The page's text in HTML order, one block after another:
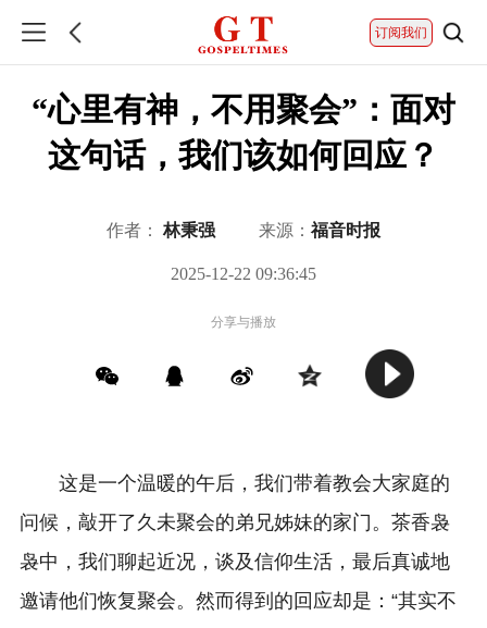
订阅我们
“心里有神，不用聚会”：面对
这句话，我们该如何回应？
作者：林秉强 来源： 福音时报
2025-12-22 09:36:45
分享与播放
这是一个温暖的午后，我们带着教会大家庭的
问候，敲开了久未聚会的弟兄姊妹的家门。茶香袅
袅中，我们聊起近况，谈及信仰生活，最后真诚地
邀请他们恢复聚会。然而得到的回应却是：“其实不